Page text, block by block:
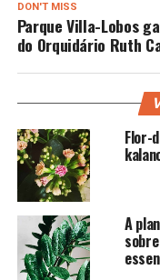
DON'T MISS
Parque Villa-Lobos
do Orquidário Ruth
Flor-
A